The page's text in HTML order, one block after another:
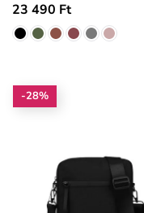
23 490 Ft
-28%